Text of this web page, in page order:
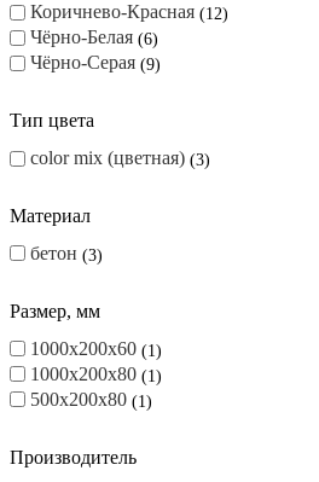
Коричнево-Красная 12
Чёрно-Белая 6
Чёрно-Серая 9
Тип цвета
color mix (цветная) 3
Материал
бетон
3
Размер, мм
1000х200х60
1
1000х200х80 1
500х200х80 1
Производитель